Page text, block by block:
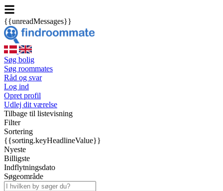
{{unreadMessages}}
Søg bolig
Søg roommates
Råd og svar
Log ind
Opret profil
Udlej dit værelse
Tilbage til listevisning
Filter
Sortering
{{sorting.keyHeadlineValue}}
Nyeste
Billigste
Indflytningsdato
Søgeområde